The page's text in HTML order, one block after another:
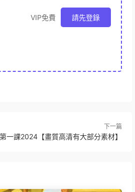
VIP免費 請先登錄
下一篇
一課2024【畫質高清有大部分素材】